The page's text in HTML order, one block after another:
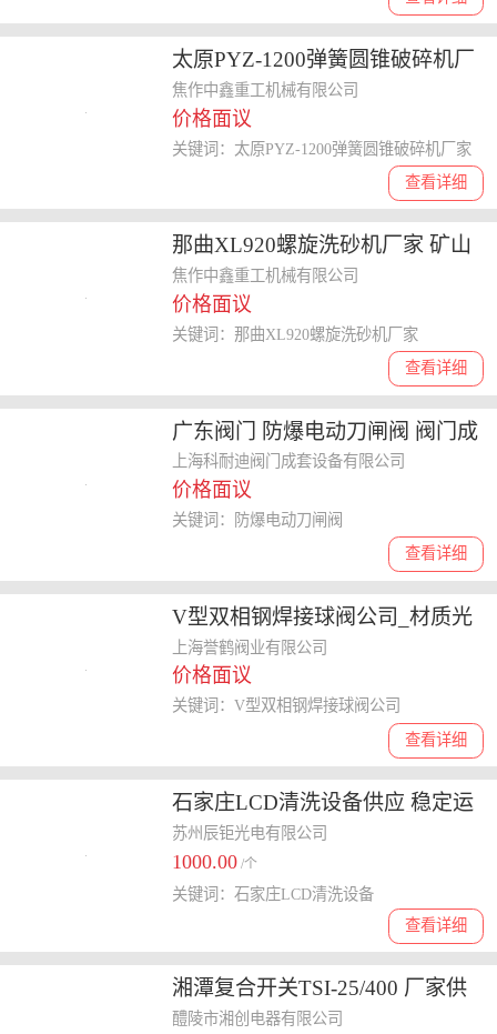
太原PYZ-1200弹簧圆锥破碎机厂
家 支持定制
焦作中鑫重工机械有限公司
价格面议
查看详细
关键词：太原PYZ-1200弹簧圆锥破碎机厂家
那曲XL920螺旋洗砂机厂家 矿山
生产破碎设备
焦作中鑫重工机械有限公司
价格面议
查看详细
关键词：那曲XL920螺旋洗砂机厂家
广东阀门 防爆电动刀闸阀 阀门成
套设备有限公司
上海科耐迪阀门成套设备有限公司
价格面议
查看详细
关键词：防爆电动刀闸阀
V型双相钢焊接球阀公司_材质光
谱检验
上海誉鹤阀业有限公司
价格面议
查看详细
关键词：V型双相钢焊接球阀公司
石家庄LCD清洗设备供应 稳定运
转
苏州辰钜光电有限公司
1000.00 /个
查看详细
关键词：石家庄LCD清洗设备
湘潭复合开关TSI-25/400 厂家供
应
醴陵市湘创电器有限公司